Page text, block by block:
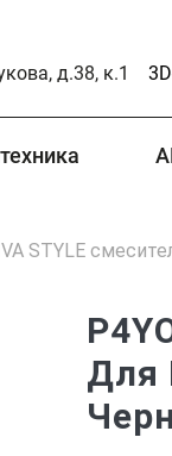
д.38, к.1
STYLE
Для